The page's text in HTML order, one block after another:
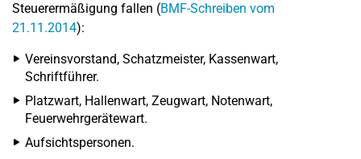
Steuerermäßigung fallen (BMF-Schreiben vom
21.11.2014):
Vereinsvorstand, Schatzmeister, Kassenwart,
Schriftführer.
Platzwart, Hallenwart, Zeugwart, Notenwart,
Feuerwehrgerätewart.
Aufsichtspersonen.